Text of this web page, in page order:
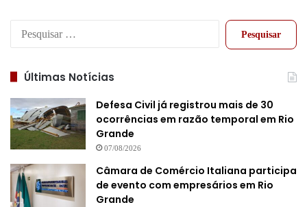
Pesquisar
Últimas Notícias
Defesa Civil já registrou mais de 30
ocorrências em razão temporal em Rio
Grande
07/08/2026
Câmara de Comércio Italiana participa
de evento com empresários em Rio
Grande